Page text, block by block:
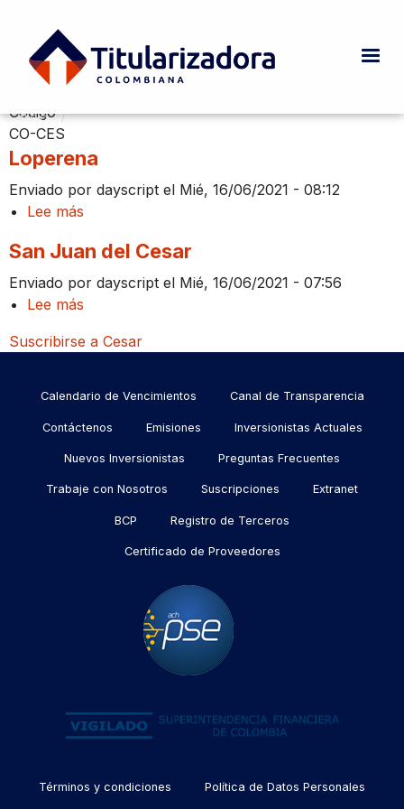
Cesar
Ruta de navegación
INICIO CURRENT:
CESAR
Código
CO-CES
Loperena
Enviado por dayscript el Mié, 16/06/2021 - 08:12
Lee más
San Juan del Cesar
Enviado por dayscript el Mié, 16/06/2021 - 07:56
Lee más
Juan
Cesar
Suscribirse a Cesar
Menu
footer
Calendario de Vencimientos Canal de Transparencia
Contáctenos Emisiones Inversionistas Actuales
Nuevos Inversionistas Preguntas Frecuentes
Trabaje con Nosotros Suscripciones Extranet
BCP Registro de Terceros
Certificado de Proveedores
MenuTérminos y condiciones Política de Datos Personales